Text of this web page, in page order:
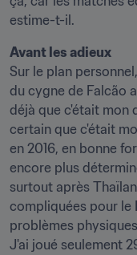
estime-t-il.
Avant les adieux
Sur le plan
du cygne de Falcão
déjà que c'était mon
certain que c'était
en 2016, en bonne
encore plus
surtout après
compliquées pour le
problèmes
J'ai joué seulement